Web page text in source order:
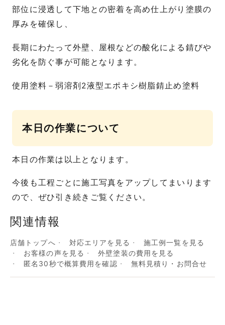
部位に浸透して下地との密着を高め仕上がり塗膜の
厚みを確保し、
長期にわたって外壁、屋根などの酸化による錆びや
劣化を防ぐ事が可能となります。
使用塗料－弱溶剤2液型エポキシ樹脂錆止め塗料
本日の作業について
本日の作業は以上となります。
今後も工程ごとに施工写真をアップしてまいります
ので、ぜひ引き続きご覧ください。
関連情報
店舗トップへ 対応エリアを見る
施工例一覧を見る
お客様の声を見る
外壁塗装の費用を見る
匿名30秒で概算費用を確認
無料見積り・お問合せ